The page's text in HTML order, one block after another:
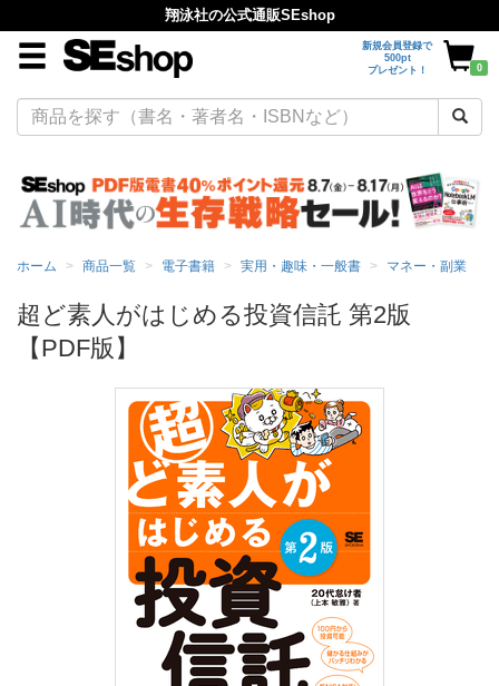
翔泳社の公式通販SEshop
新規会員登録で
500pt
プレゼント！
0
ホーム 商品一覧 電子書籍 実用・趣味・一般書 マネー・副業
超ど素人がはじめる投資信託 第2版
【PDF版】